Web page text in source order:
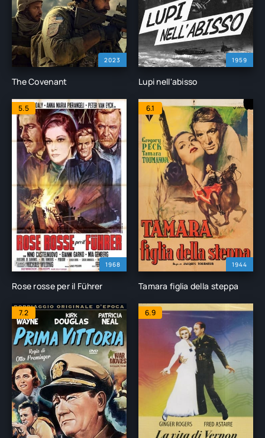
2023
The Covenant
1959
Lupi nell'abisso
1968
5.5
Rose rosse per il Führer
1944
6.1
Tamara figlia della steppa
7.2 6.9